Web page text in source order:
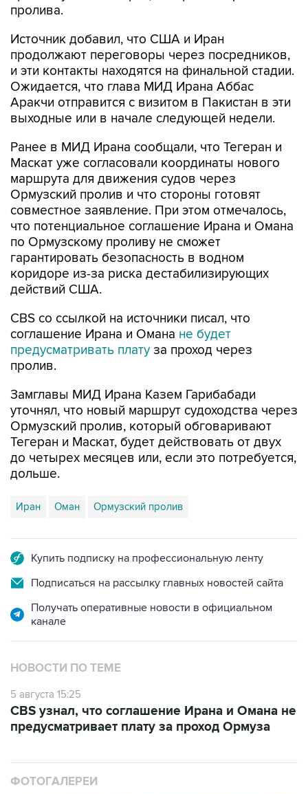
пролива.
Источник добавил, что США и Иран
продолжают переговоры через посредников,
и эти контакты находятся на финальной стадии.
Ожидается, что глава МИД Ирана Аббас
Аракчи отправится с визитом в Пакистан в эти
выходные или в начале следующей недели.
Ранее в МИД Ирана сообщали, что Тегеран и
Маскат уже согласовали координаты нового
маршрута для движения судов через
Ормузский пролив и что стороны готовят
совместное заявление. При этом отмечалось,
что потенциальное соглашение Ирана и Омана
по Ормузскому проливу не сможет
гарантировать безопасность в водном
коридоре из-за риска дестабилизирующих
действий США.
CBS со ссылкой на источники писал, что
соглашение Ирана и Омана не будет
предусматривать плату за проход через
пролив.
Замглавы МИД Ирана Казем Гарибабади
уточнял, что новый маршрут судоходства через
Ормузский пролив, который обговаривают
Тегеран и Маскат, будет действовать от двух
до четырех месяцев или, если это потребуется,
дольше.
Иран Оман Ормузский пролив
Купить подписку на профессиональную ленту
Подписаться на рассылку главных новостей сайта
Получать оперативные новости в официальном
канале
НОВОСТИ ПО ТЕМЕ
5 августа 15:25
CBS узнал, что соглашение Ирана и Омана не
предусматривает плату за проход Ормуза
ФОТОГАЛЕРЕИ